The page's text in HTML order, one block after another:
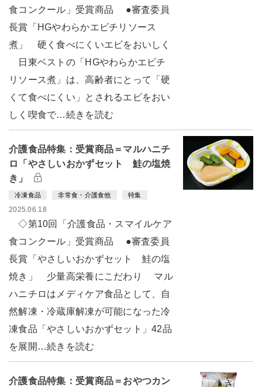
食コンクール」受賞商品 ●審査委員
長賞「HGやわらかエビチリソース
煮」 硬く食べにくいエビをおいしく
日東ベストの「HGやわらかエビチ
リソース煮」は、高齢者にとって「硬
くて食べにくい」とされるエビをおい
しく喫食で…続きを読む
介護食品特集：受賞商品＝マルハニチ
ロ「やさしいおかずセット 鮭の塩焼
き」
冷凍食品 非常食・介護食他 特集
2025.06.18
◇第10回「介護食品・スマイルケア
食コンクール」受賞商品 ●審査委員
長賞「やさしいおかずセット 鮭の塩
焼き」 少量高栄養にこだわり マル
ハニチロはメディケア食品として、自
然解凍・冷蔵庫解凍が可能になった冷
凍食品「やさしいおかずセット」42品
を展開…続きを読む
介護食品特集：受賞商品＝おやつカン